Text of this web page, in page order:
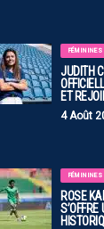
FÉMININES
JUDITH
ET
4 Août
FÉMININES
ROSE